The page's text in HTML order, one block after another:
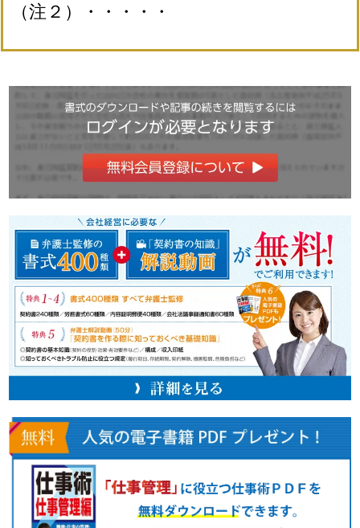
（注２）・・・・・